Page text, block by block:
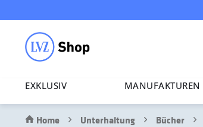
EXKLUSIV MANU­FAK­TUREN
Home Unterhaltung Bücher